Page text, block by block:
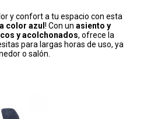
y confort a tu espacio con esta
color azul ! Con un asiento y
y acolchonados, ofrece la
para largas horas de uso, ya
o salón.